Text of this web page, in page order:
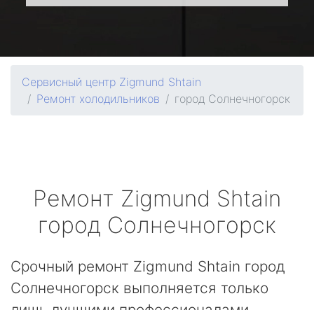
Сервисный центр Zigmund Shtain
Ремонт холодильников
город Солнечногорск
Ремонт Zigmund Shtain
город Солнечногорск
Срочный ремонт Zigmund Shtain город
Солнечногорск выполняется только